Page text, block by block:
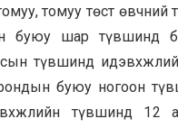
томуу төст өвчний
буюу шар түвшинд
түвшинд
буюу ногоон
түвшинд 12